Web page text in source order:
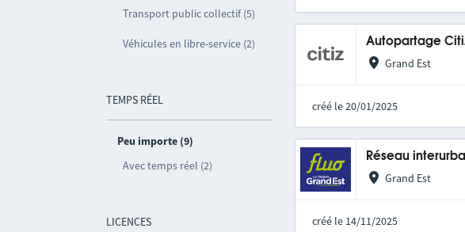
Transport public collectif (5)
Véhicules en libre-service (2)
TEMPS RÉEL
Peu importe (9)
Avec temps réel (2)
LICENCES
Autopartage
Grand Est
créé le 20/01/2025
Réseau
Grand Est
créé le 14/11/2025